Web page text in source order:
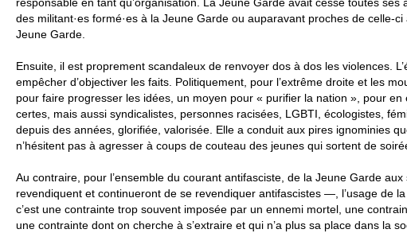
des militant·es formé·es à la Jeune Garde ou auparavant proches de celle-
Jeune Garde.
Ensuite, il est proprement scandaleux de renvoyer dos à dos les violences.
empêcher d’objectiver les faits. Politiquement, pour l’extrême droite et les
pour faire progresser les idées, un moyen pour « purifier la nation », pour
certes, mais aussi syndicalistes, personnes racisées, LGBTI , écologistes,
depuis des années, glorifiée, valorisée. Elle a conduit aux pires ignominies
n’hésitent pas à agresser à coups de couteau des jeunes qui sortent de
Au contraire, pour l’ensemble du courant antifasciste, de la Jeune Garde
revendiquent et continueront de se revendiquer antifascistes —, l’usage de
c’est une contrainte trop souvent imposée par un ennemi mortel, une
une contrainte dont on cherche à s’extraire et qui n’a plus sa place dans la